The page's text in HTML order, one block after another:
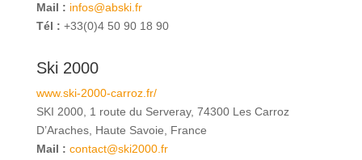
Mail : infos@abski.fr
Tél : +33(0)4 50 90 18 90
Ski 2000
www.ski-2000-carroz.fr/
SKI 2000, 1 route du Serveray, 74300 Les Carroz
D’Araches, Haute Savoie, France
Mail : contact@ski2000.fr